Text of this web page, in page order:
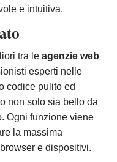
e intuitiva.
tra le agenzie web
esperti nelle
codice pulito ed
non solo sia bello da
Ogni funzione viene
la massima
e dispositivi.